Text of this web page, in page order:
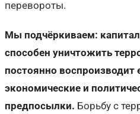
перевороты.
Мы подчёркиваем:
способен уничтожить
постоянно воспроизводит
экономические и
предпосылки. Борьбу с